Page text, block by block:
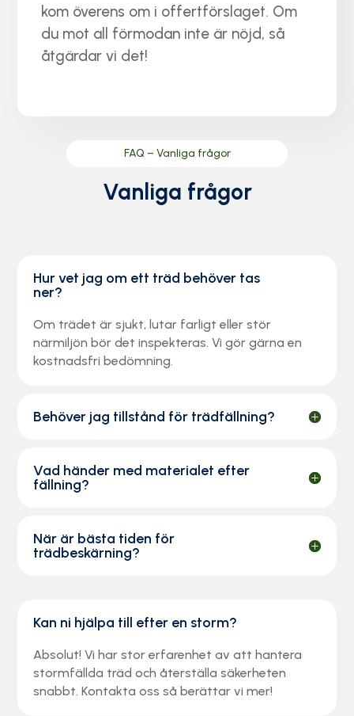
kom överens om i offertförslaget. Om
du mot all förmodan inte är nöjd, så
åtgärdar vi det!
FAQ – Vanliga frågor
Vanliga frågor
Hur vet jag om ett träd behöver tas
ner?
Om trädet är sjukt, lutar farligt eller stör
närmiljön bör det inspekteras. Vi gör gärna en
kostnadsfri bedömning.
Behöver jag tillstånd för trädfällning?
Vad händer med materialet efter
fällning?
När är bästa tiden för
trädbeskärning?
Kan ni hjälpa till efter en storm?
Absolut! Vi har stor erfarenhet av att hantera
stormfällda träd och återställa säkerheten
snabbt. Kontakta oss så berättar vi mer!